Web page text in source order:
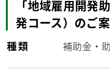
「地域雇用開発
発コース）のご案
種類 補助金・